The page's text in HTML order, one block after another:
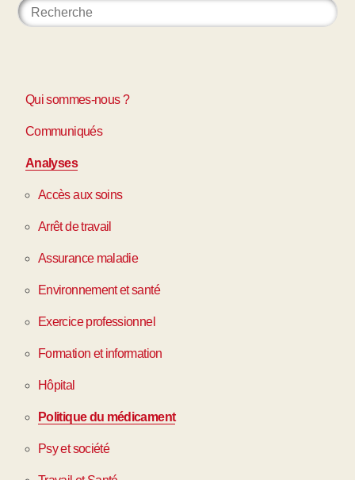
Qui sommes-nous ?
Communiqués
Analyses
Accès aux soins
Arrêt de travail
Assurance maladie
Environnement et santé
Exercice professionnel
Formation et information
Hôpital
Politique du médicament
Psy et société